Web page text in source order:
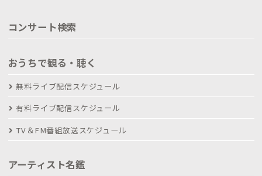
コンサート検索
おうちで観る・聴く
無料ライブ配信スケジュール
有料ライブ配信スケジュール
TV＆FM番組放送スケジュール
アーティスト名鑑